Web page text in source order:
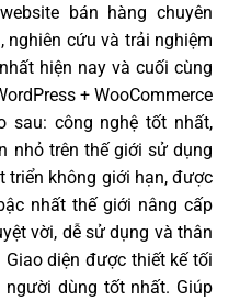
bán hàng chuyên
nghiên cứu và trải nghiệm
hiện nay và cuối cùng
+ WooCommerce
sau: công nghệ tốt nhất,
nhỏ trên thế giới sử dụng
triển không giới hạn, được
nhất thế giới nâng cấp
vời, dễ sử dụng và thân
diện được thiết kế tối
dùng tốt nhất. Giúp